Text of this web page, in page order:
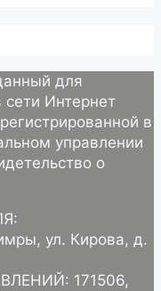
для
Интернет
в
управлении
о
ул. Кирова, д.
171506,